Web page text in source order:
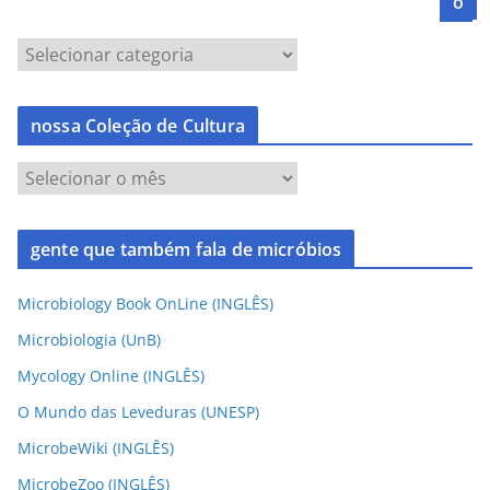
nossa Coleção de Cultura
gente que também fala de micróbios
Microbiology Book OnLine (INGLÊS)
Microbiologia (UnB)
Mycology Online (INGLÊS)
O Mundo das Leveduras (UNESP)
MicrobeWiki (INGLÊS)
MicrobeZoo (INGLÊS)